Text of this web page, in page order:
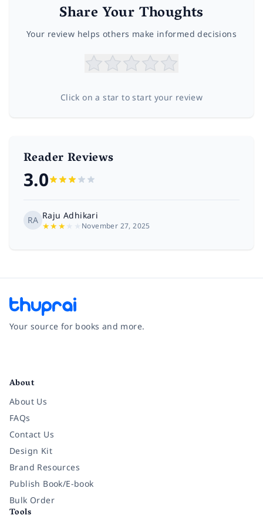
Share Your Thoughts
Your review helps others make informed decisions
Click on a star to start your review
Reader Reviews
3.0
RA Raju Adhikari
★★★ November 27, 2025
Your source for books and more.
About
About Us
FAQs
Contact Us
Design Kit
Brand Resources
Publish Book/E-book
Bulk Order
Tools